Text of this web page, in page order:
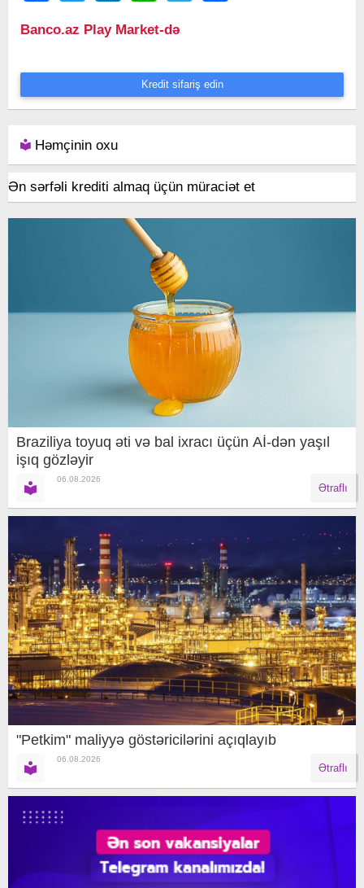
Banco.az Play Market-də
Kredit sifariş edin
Həmçinin oxu
Ən sərfəli krediti almaq üçün müraciət et
Braziliya toyuq əti və bal ixracı üçün Aİ-dən yaşıl
işıq gözləyir
06.08.2026
Ətraflı
"Petkim" maliyyə göstəricilərini açıqlayıb
06.08.2026
Ətraflı